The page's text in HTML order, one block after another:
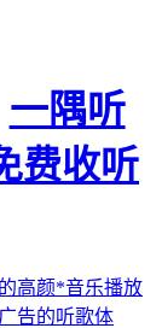
一隅听
费收听
高颜*音乐播放
告的听歌体